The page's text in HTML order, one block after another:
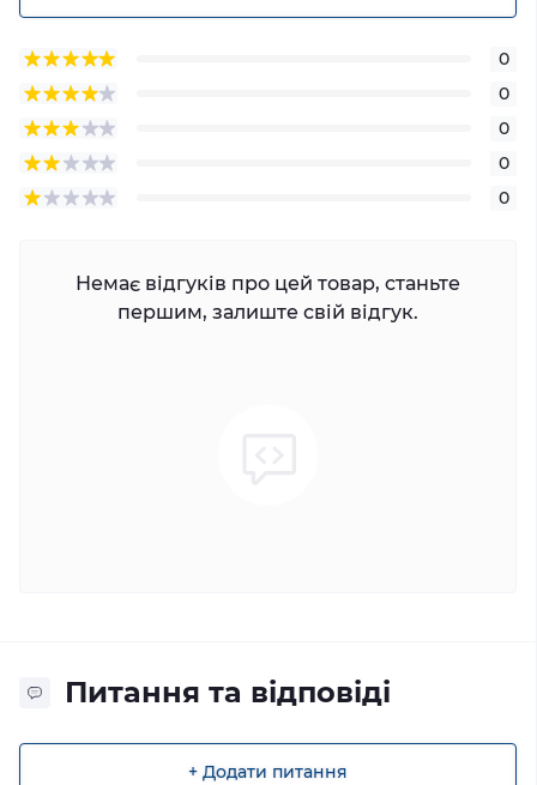
0
0
0
0
0
Немає відгуків про цей товар, станьте
першим, залиште свій відгук.
Питання та відповіді
+ Додати питання